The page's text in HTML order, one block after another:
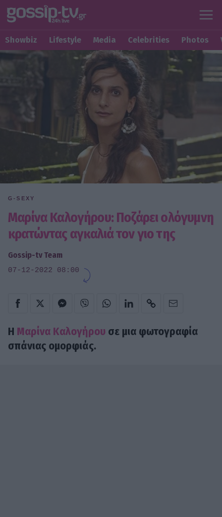
Showbiz Lifestyle Media Celebrities Photos
G-SEXY
Μαρίνα Καλογήρου: Ποζάρει ολόγυμνη
κρατώντας αγκαλιά τον γιο της
Gossip-tv Team
07-12-2022 08:00
Η Μαρίνα Καλογήρου σε μια φωτογραφία
σπάνιας ομορφιάς.